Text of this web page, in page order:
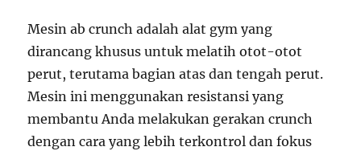
Mesin ab crunch adalah alat gym yang
dirancang khusus untuk melatih otot-otot
perut, terutama bagian atas dan tengah perut.
Mesin ini menggunakan resistansi yang
membantu Anda melakukan gerakan crunch
dengan cara yang lebih terkontrol dan fokus